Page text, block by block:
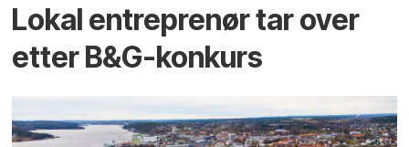
Lokal entreprenør tar over
etter B&G-konkurs